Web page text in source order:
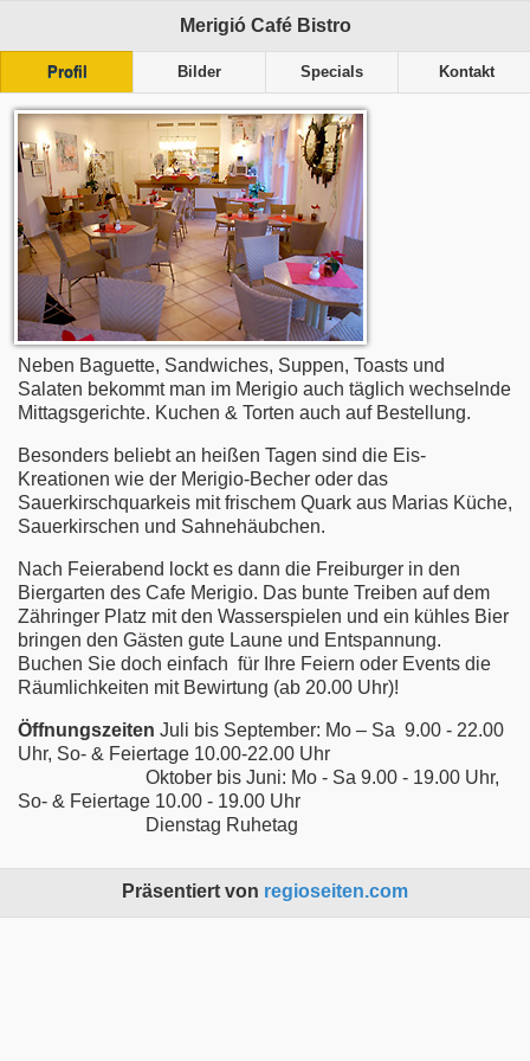
Merigió Café Bistro
Profil Bilder Specials Kontakt
Neben Baguette, Sandwiches, Suppen, Toasts und
Salaten bekommt man im Merigio auch täglich wechselnde
Mittagsgerichte. Kuchen & Torten auch auf Bestellung.
Besonders beliebt an heißen Tagen sind die Eis-
Kreationen wie der Merigio-Becher oder das
Sauerkirschquarkeis mit frischem Quark aus Marias Küche,
Sauerkirschen und Sahnehäubchen.
Nach Feierabend lockt es dann die Freiburger in den
Biergarten des Cafe Merigio. Das bunte Treiben auf dem
Zähringer Platz mit den Wasserspielen und ein kühles Bier
bringen den Gästen gute Laune und Entspannung.
Buchen Sie doch einfach für Ihre Feiern oder Events die
Räumlichkeiten mit Bewirtung (ab 20.00 Uhr)!
Öffnungszeiten Juli bis September: Mo – Sa 9.00 - 22.00
Uhr, So- & Feiertage 10.00-22.00 Uhr
Oktober bis Juni: Mo - Sa 9.00 - 19.00 Uhr,
So- & Feiertage 10.00 - 19.00 Uhr
Dienstag Ruhetag
Präsentiert von regioseiten.com